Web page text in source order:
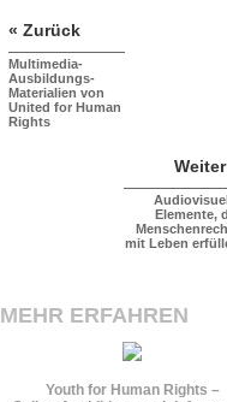
« Zurück
Multimedia-
Ausbildungs-
Materialien von
United for Human
Rights
Elemente,
mit Leben
MEHR ERFAHREN
Youth for Human Rights –